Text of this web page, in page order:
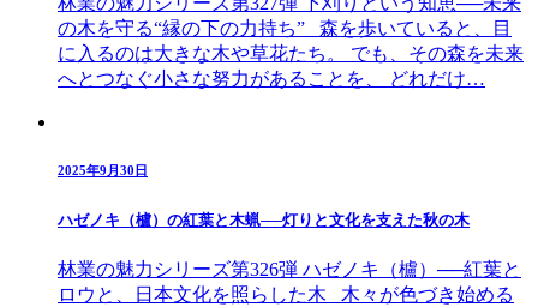
の木を守る“縁の下の力持ち” 森を歩いていると、目
に入るのは大きな木や草花たち。 でも、その森を未来
へとつなぐ小さな努力があることを、 どれだけ…
2025年9月30日
ハゼノキ（櫨）の紅葉と木蝋──灯りと文化を支えた秋の木
林業の魅力シリーズ第326弾 ハゼノキ（櫨）──紅葉と
ロウと、日本文化を照らした木 木々が色づき始める